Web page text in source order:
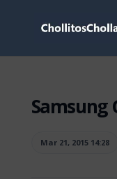
Samsung
Mar 21, 2015 14:28